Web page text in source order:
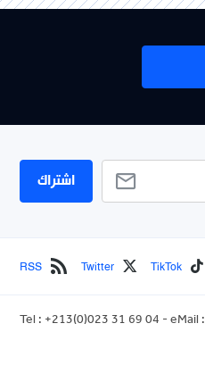
اشتراك
TikTok
Twitter
RSS
Tel : +213(0)023 31 69 04 - eMail :